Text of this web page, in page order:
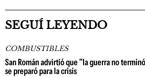
SEGUÍ LEYENDO
COMBUSTIBLES
San Román advirtió que "la guerra no
se preparó para la crisis